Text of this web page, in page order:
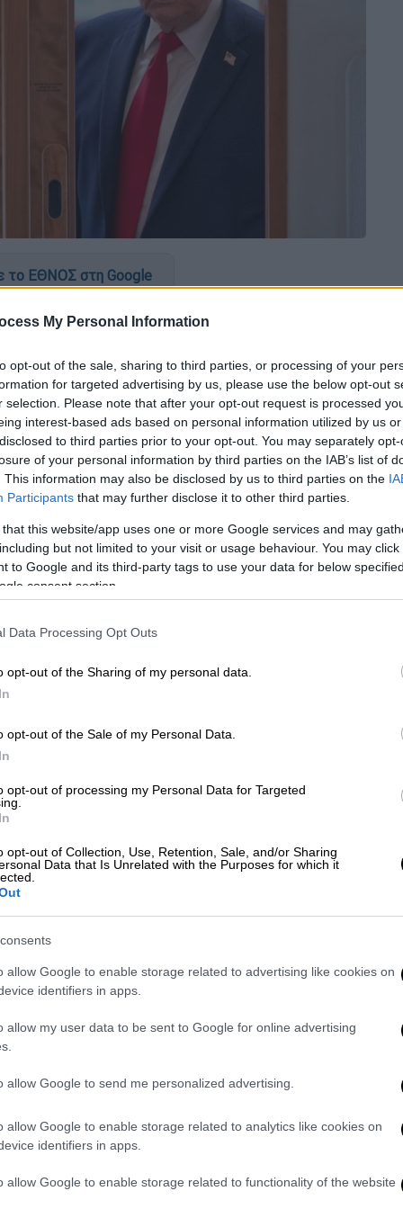
My Personal Information
opt-out of the sale, sharing to third parties, or processing of your
for targeted advertising by us, please use the below opt-out
selection. Please note that after your opt-out request is processed
interest-based ads based on personal information utilized by us
to third parties prior to your opt-out. You may separately
of your personal information by third parties on the IAB’s list of
This information may also be disclosed by us to third parties on the
Participants that may further disclose it to other third parties.
that this website/app uses one or more Google services and may
but not limited to your visit or usage behaviour. You may
to Google and its third-party tags to use your data for below
consent section.
Data Processing Opt Outs
opt-out of the Sharing of my personal data.
opt-out of the Sale of my Personal Data.
opt-out of processing my Personal Data for Targeted
opt-out of Collection, Use, Retention, Sale, and/or Sharing
Data that Is Unrelated with the Purposes for which it
allow Google to enable storage related to advertising like cookies on
identifiers in apps.
allow my user data to be sent to Google for online advertising
allow Google to send me personalized advertising.
allow Google to enable storage related to analytics like cookies on
identifiers in apps.
allow Google to enable storage related to functionality of the website
το ΕΘΝΟΣ στη Google
υποστήριξε κατά τη διάρκεια
στο τηλεοπτικό δίκτυο NBC
22%» των πυραύλων που διέθετε προτού
drones. Θα έλεγα εκατοστιαία ίσως
πολλοί πύραυλοι, αλλά όχι τόσοι όσους
», είπε ο Τραμπ, σύμφωνα με απόσπασμα
δίκτυο (ολόκληρη η συνέντευξη θα
στέρησε από το Ιράν σχεδόν 6
διαβεβαίωνε στις αρχές του Μαΐου ότι
ως 19%» του αποθέματος πυραύλων των
έχουν καταστραφεί, οι
καταστραφεί και οι περισσότερες
καταστραφεί», επέμεινε χθες ο
«προειδοποιητικά» πυραύλους
θάλασσα του Ομάν, έπειτα από
νωρίτερα αυτή την εβδομάδα. Η
ραντάρ στο Ιράν
πρώτες πρωινές ώρες ότι
βομβάρδισε
ραντάρ στο Ιράν, αφού
οχήματατα οποία, σύμφωνα με την